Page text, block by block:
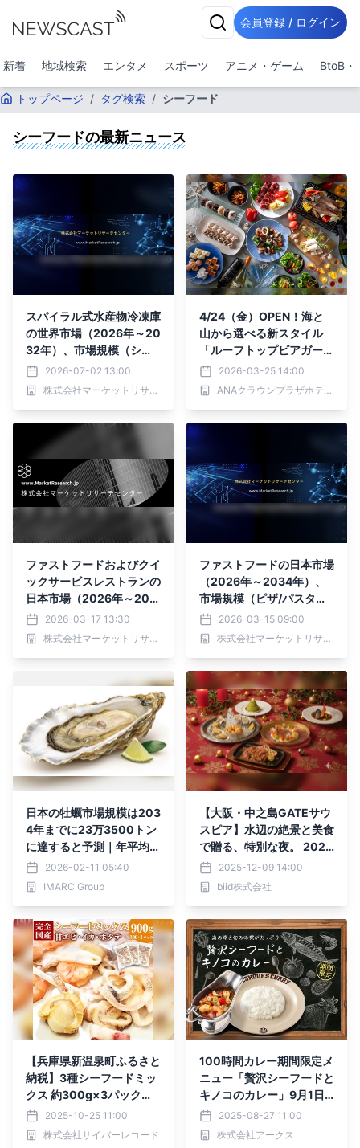
会員登録 / ログイン
新着 地域検索 エンタメ スポーツ アニメ・ゲーム BtoB・
トップページ / タグ検索 / シーフード
シーフードの最新ニュース
スパイラル式水産物冷凍庫
の世界市場（2026年～20
32年）、市場規模（シン
グルスパイラルフリーザ
ー、ダブルスパイラルフリ
ーザー）・分析レポートを
2026-07-02 13:00
株式会社マーケットリサーチセンター
4/24（金）OPEN！海と
山から選べる新スタイル
「ルーフトップビアガーデ
ン2026」開催
2026-03-25 14:00
ANAクラウンプラザホテル広島
ファストフードおよびクイ
ックサービスレストランの
日本市場（2026年～203
4年）、市場規模（ハンバ
ーガー＆サンドイッチ、ピ
ザ＆パスタ、ドリンク＆デ
ド、ハンバーガー＆サンド
イッチ、ピザ＆パスタ、ド
リンク＆デザート、チキン
＆シーフード）・分析レポ
ートを発表
2026-03-17 13:30
株式会社マーケットリサーチセンター
ファストフードの日本市場
（2026年～2034年）、
市場規模（ピザ/パスタ、
ハンバーガー/サンドイッ
チ、 チキン、 アジア/ラテ
ンアメリカ料理、 シーフ
表
2026-03-15 09:00
株式会社マーケットリサーチセンター
日本の牡蠣市場規模は203
4年までに23万3500トン
に達すると予測｜年平均成
長率2.84%
2026-02-11 05:40
IMARC Group
【大阪・中之島GATEサウ
スピア】水辺の絶景と美食
で贈る、特別な夜。 2025
年「Menu de Noël」クリ
スマス特別コースのご予約
を開始！
2025-12-09 14:00
biid株式会社
【兵庫県新温泉町ふるさと
納税】3種シーフードミッ
クス 約300g×3パックが
受付中！新鮮な国産イカ・
甘エビ・ホタテの贅沢セッ
ト
2025-10-25 11:00
株式会社サイバーレコード
100時間カレー期間限定メ
ニュー「贅沢シーフードと
キノコのカレー」9月1日
から販売開始！
2025-08-27 11:00
株式会社アークス